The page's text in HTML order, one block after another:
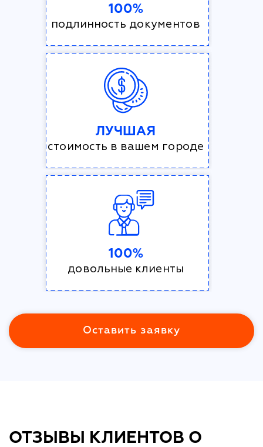
100%
подлинность документов
ЛУЧШАЯ
стоимость в вашем городе
100%
довольные клиенты
Оставить заявку
ОТЗЫВЫ КЛИЕНТОВ О